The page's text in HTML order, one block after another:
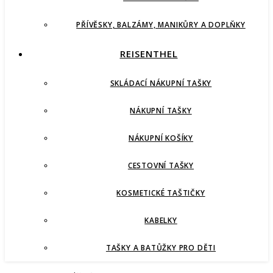
PŘÍVĚSKY, BALZÁMY, MANIKŮRY A DOPLŇKY
REISENTHEL
SKLÁDACÍ NÁKUPNÍ TAŠKY
NÁKUPNÍ TAŠKY
NÁKUPNÍ KOŠÍKY
CESTOVNÍ TAŠKY
KOSMETICKÉ TAŠTIČKY
KABELKY
TAŠKY A BATŮŽKY PRO DĚTI